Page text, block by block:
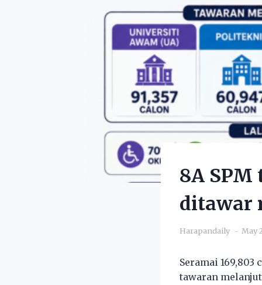
8A
ditawar
Harapandaily May
Seramai 169,803
tawaran